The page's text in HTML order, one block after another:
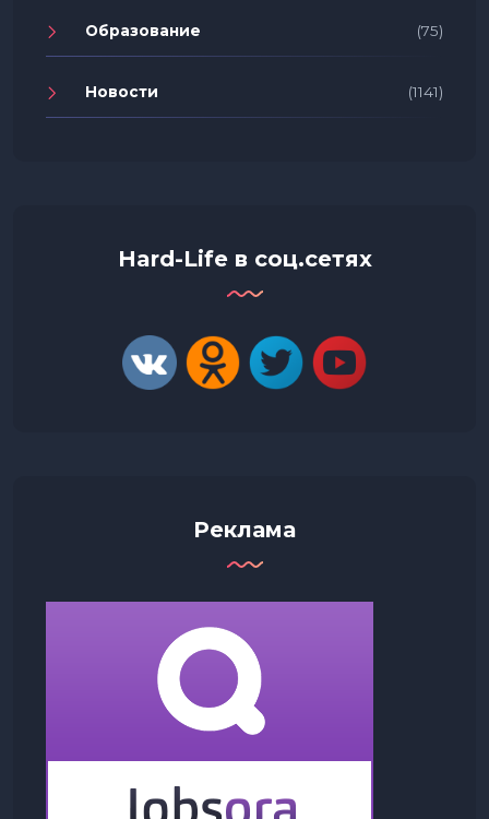
Образование (75)
Новости (1141)
Hard-Life в соц.сетях
Реклама